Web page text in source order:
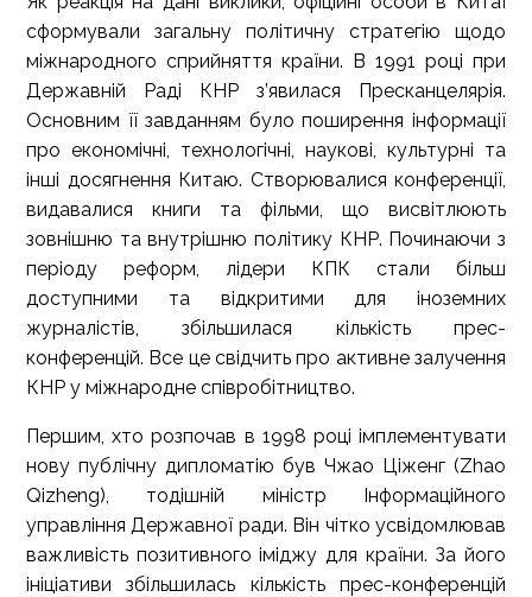
сформували загальну політичну стратегію щодо
міжнародного сприйняття країни. В 1991 році при
Державній Раді КНР з’явилася Пресканцелярія.
Основним її завданням було поширення інформації
про економічні, технологічні, наукові, культурні та
інші досягнення Китаю. Створювалися конференції,
видавалися книги та фільми, що висвітлюють
зовнішню та внутрішню політику КНР. Починаючи з
періоду реформ, лідери КПК стали більш
доступними та відкритими для іноземних
журналістів, збільшилася кількість прес-
конференцій. Все це свідчить про активне залучення
КНР у міжнародне співробітництво.
Першим, хто розпочав в 1998 році імплементувати
нову публічну дипломатію був Чжао Ціженг (Zhao
Qizheng), тодішній міністр Інформаційного
управління Державної ради. Він чітко усвідомлював
важливість позитивного іміджу для країни. За його
ініціативи збільшилась кількість прес-конференцій